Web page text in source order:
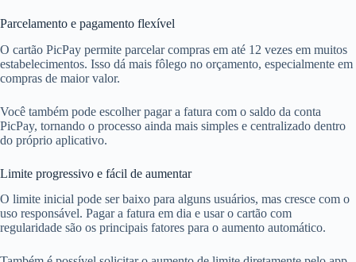
Parcelamento e pagamento flexível
O cartão PicPay permite parcelar compras em até 12 vezes em muitos
estabelecimentos. Isso dá mais fôlego no orçamento, especialmente em
compras de maior valor.
Você também pode escolher pagar a fatura com o saldo da conta
PicPay, tornando o processo ainda mais simples e centralizado dentro
do próprio aplicativo.
Limite progressivo e fácil de aumentar
O limite inicial pode ser baixo para alguns usuários, mas cresce com o
uso responsável. Pagar a fatura em dia e usar o cartão com
regularidade são os principais fatores para o aumento automático.